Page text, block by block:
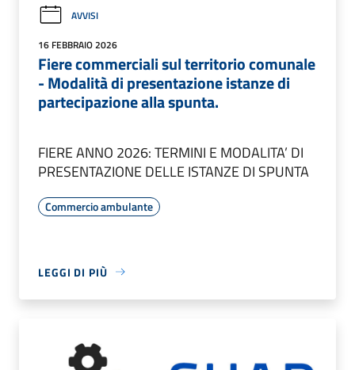
AVVISI
16 FEBBRAIO 2026
Fiere commerciali sul territorio comunale
- Modalità di presentazione istanze di
partecipazione alla spunta.
FIERE ANNO 2026: TERMINI E MODALITA’ DI
PRESENTAZIONE DELLE ISTANZE DI SPUNTA
Commercio ambulante
LEGGI DI PIÙ